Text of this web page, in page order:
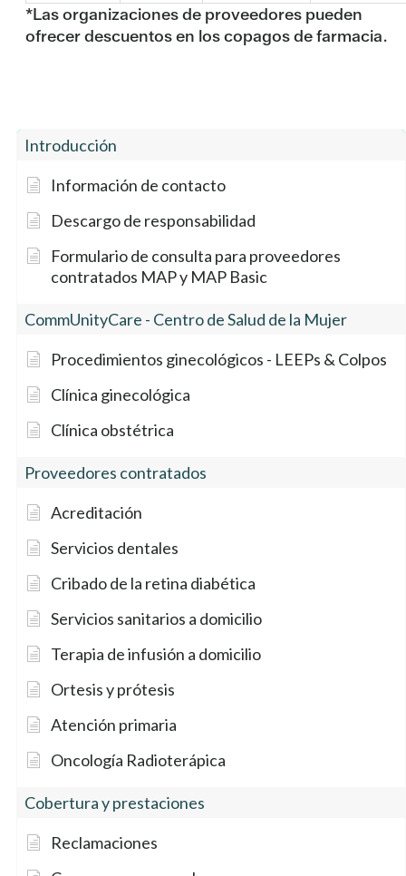
Introducción
Información de contacto
Descargo de responsabilidad
Formulario de consulta para proveedores
contratados MAP y MAP Basic
CommUnityCare - Centro de Salud de la Mujer
Procedimientos ginecológicos - LEEPs & Colpos
Clínica ginecológica
Clínica obstétrica
Proveedores contratados
Acreditación
Servicios dentales
Cribado de la retina diabética
Servicios sanitarios a domicilio
Terapia de infusión a domicilio
Ortesis y prótesis
Atención primaria
Oncología Radioterápica
Cobertura y prestaciones
Reclamaciones
*Las organizaciones de proveedores pueden
ofrecer descuentos en los copagos de farmacia.